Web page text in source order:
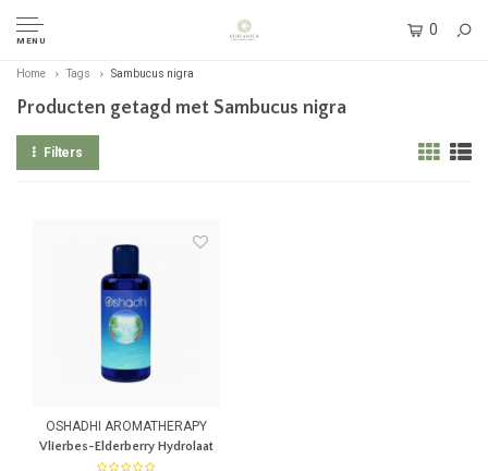
MENU
0
Home Tags Sambucus nigra
Producten getagd met Sambucus nigra
Filters
OSHADHI AROMATHERAPY
Vlierbes-Elderberry Hydrolaat